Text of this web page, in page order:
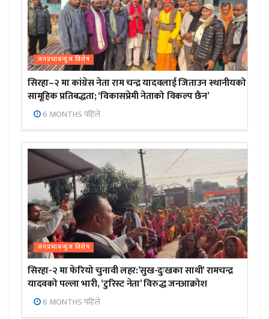
जनप्रभाबन्युज विशेष
सिरहा–२ मा कांग्रेस नेता राम चन्द्र यादवलाई जिताउन स्थानीयको
सामूहिक प्रतिबद्धता; ‘विकासप्रेमी नेताको विकल्प छैन’
6 MONTHS पहिले
जनप्रभाबन्युज विशेष
सिरहा-२ मा फेरियो चुनावी लहर:’सुख-दुःखका साथी’ रामचन्द्र
यादवको पल्ला भारी, ‘टुरिस्ट नेता’ विरुद्ध जनआक्रोश
6 MONTHS पहिले